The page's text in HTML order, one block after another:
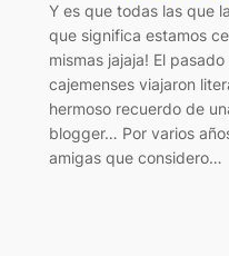
Y es que todas las que
que significa estamos
mismas jajaja! El
cajemenses viajaron
hermoso recuerdo de
blogger… Por varios
amigas que considero…